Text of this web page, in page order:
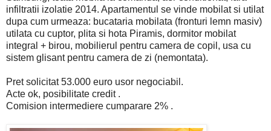
infiltratii izolatie 2014. Apartamentul se vinde mobilat si utilat
dupa cum urmeaza: bucataria mobilata (fronturi lemn masiv)
utilata cu cuptor, plita si hota Piramis, dormitor mobilat
integral + birou, mobilierul pentru camera de copil, usa cu
sistem glisant pentru camera de zi (nemontata).
Pret solicitat 53.000 euro usor negociabil.
Acte ok, posibilitate credit .
Comision intermediere cumparare 2% .